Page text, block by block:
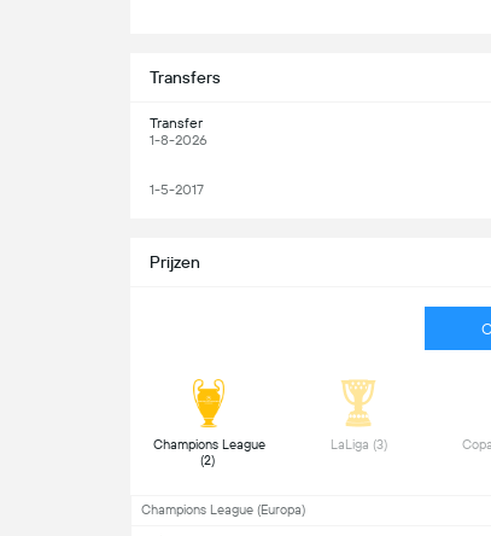
Transfers
Transfer
1-8-2026
1-5-2017
Prijzen
Champions League
(2)
LaLiga (3)
Champions League (Europa)